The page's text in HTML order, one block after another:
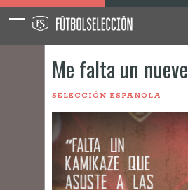
Me falta un nueve
SELECCIÓN ESPAÑOLA